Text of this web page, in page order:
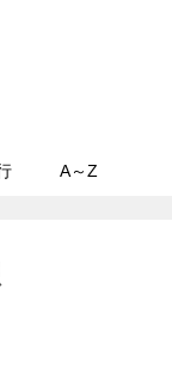
A～Z